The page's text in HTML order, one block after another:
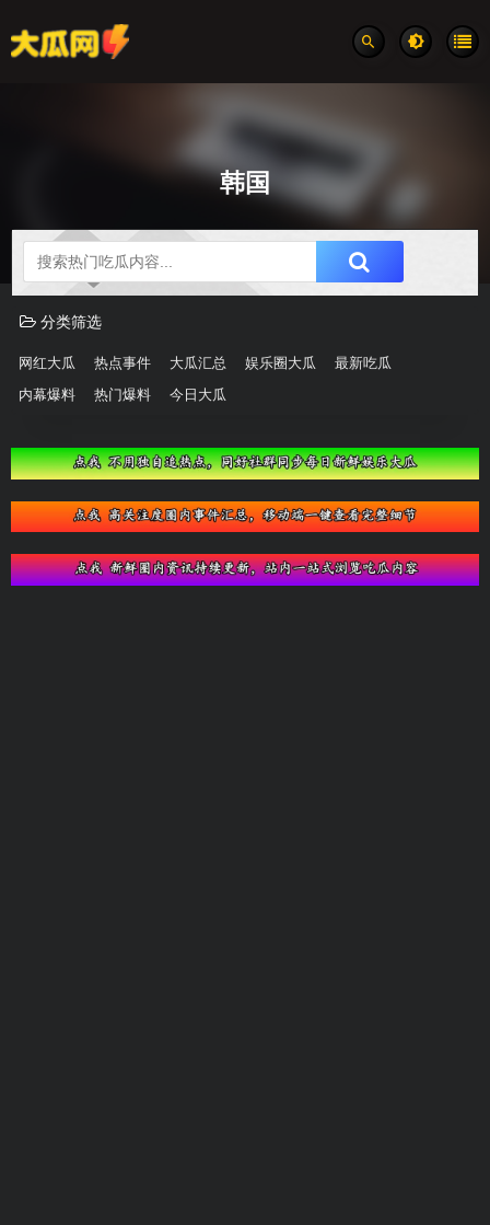
韩国
吃瓜分类速览
分类筛选
网红大瓜 热点事件 大瓜汇总 娱乐圈大瓜 最新吃瓜
内幕爆料 热门爆料 今日大瓜